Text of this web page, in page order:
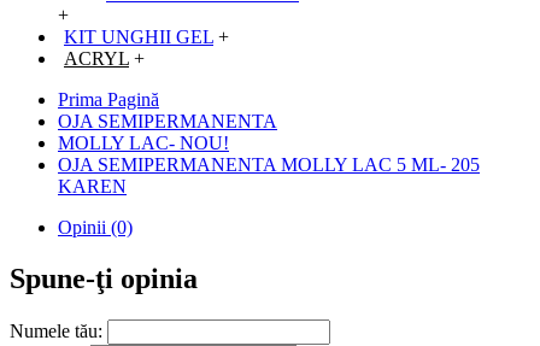
+
KIT UNGHII GEL +
ACRYL +
Prima Pagină
OJA SEMIPERMANENTA
MOLLY LAC- NOU!
OJA SEMIPERMANENTA MOLLY LAC 5 ML- 205
KAREN
Opinii (0)
Spune-ţi opinia
Numele tău: